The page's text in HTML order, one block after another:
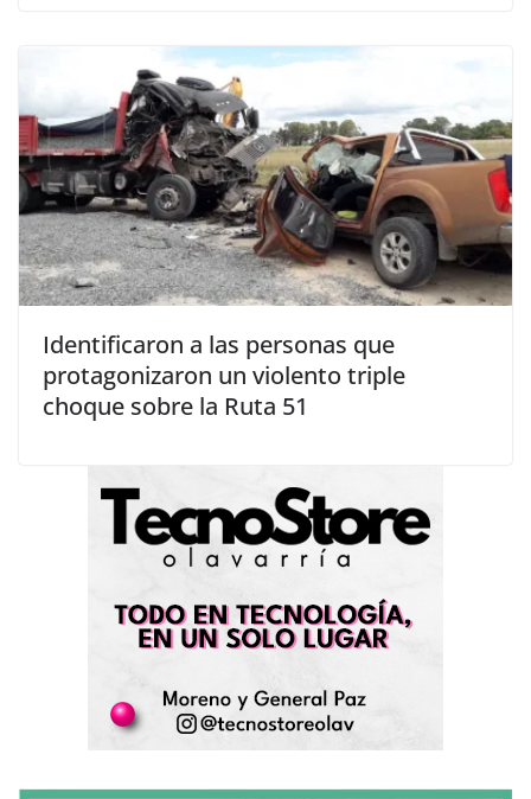
Identificaron a las personas que
protagonizaron un violento triple
choque sobre la Ruta 51